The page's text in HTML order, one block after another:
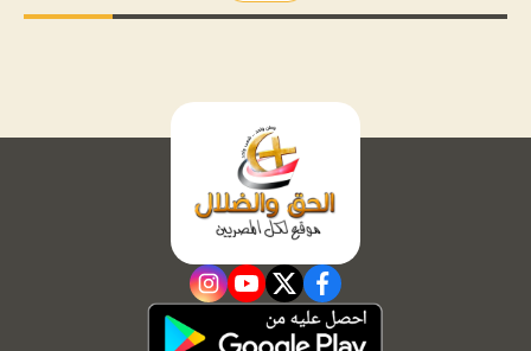
facebook
twitter
youtube
instagram